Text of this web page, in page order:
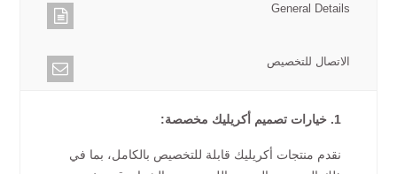
General Details
الاتصال للتخصيص
1. خيارات تصميم أكريليك مخصصة:
نقدم منتجات أكريليك قابلة للتخصيص بالكامل، بما في